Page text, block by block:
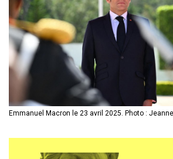
Emmanuel Macron le 23 avril 2025. Photo :